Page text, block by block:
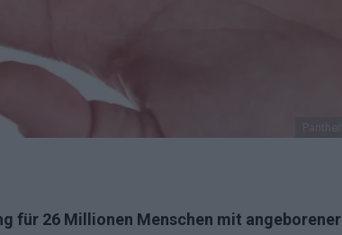
für 26 Millionen Menschen mit angeborener